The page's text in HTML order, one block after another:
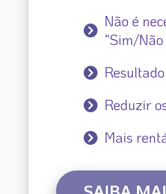
Não é
"Sim/Não
Reduzir
Mais